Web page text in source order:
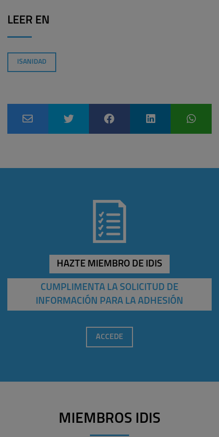
LEER EN
ISANIDAD
HAZTE MIEMBRO DE IDIS
CUMPLIMENTA LA SOLICITUD DE
INFORMACIÓN PARA LA ADHESIÓN
ACCEDE
MIEMBROS IDIS